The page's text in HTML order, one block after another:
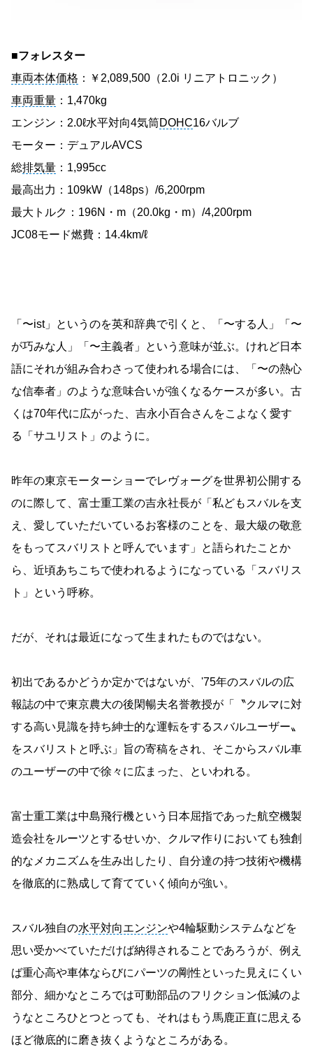
■フォレスター
車両本体価格 ：￥2,089,500（2.0i リニアトロニック）
車両重量 ：1,470kg
エンジン：2.0ℓ水平対向4気筒DOHC16バルブ
モーター：デュアルAVCS
総排気量 ：1,995cc
最高出力：109kW（148ps）/6,200rpm
最大トルク：196N・m（20.0kg・m）/4,200rpm
JC08モード燃費：14.4km/ℓ
「〜ist」というのを英和辞典で引くと、「〜する人」「〜
が巧みな人」「〜主義者」という意味が並ぶ。けれど日本
語にそれが組み合わさって使われる場合には、「〜の熱心
な信奉者」のような意味合いが強くなるケースが多い。古
くは70年代に広がった、吉永小百合さんをこよなく愛す
る「サユリスト」のように。
昨年の東京モーターショーでレヴォーグを世界初公開する
のに際して、富士重工業の吉永社長が「私どもスバルを支
え、愛していただいているお客様のことを、最大級の敬意
をもってスバリストと呼んでいます」と語られたことか
ら、近頃あちこちで使われるようになっている「スバリス
ト」という呼称。
だが、それは最近になって生まれたものではない。
初出であるかどうか定かではないが、'75年のスバルの広
報誌の中で東京農大の後閑暢夫名誉教授が「〝クルマに対
する高い見識を持ち紳士的な運転をするスバルユーザー〟
をスバリストと呼ぶ」旨の寄稿をされ、そこからスバル車
のユーザーの中で徐々に広まった、といわれる。
富士重工業は中島飛行機という日本屈指であった航空機製
造会社をルーツとするせいか、クルマ作りにおいても独創
的なメカニズムを生み出したり、自分達の持つ技術や機構
を徹底的に熟成して育てていく傾向が強い。
スバル独自の水平対向エンジンや4輪駆動システムなどを
思い受かべていただけば納得されることであろうが、例え
ば重心高や車体ならびにパーツの剛性といった見えにくい
部分、細かなところでは可動部品のフリクション低減のよ
うなところひとつとっても、それはもう馬鹿正直に思える
ほど徹底的に磨き抜くようなところがある。